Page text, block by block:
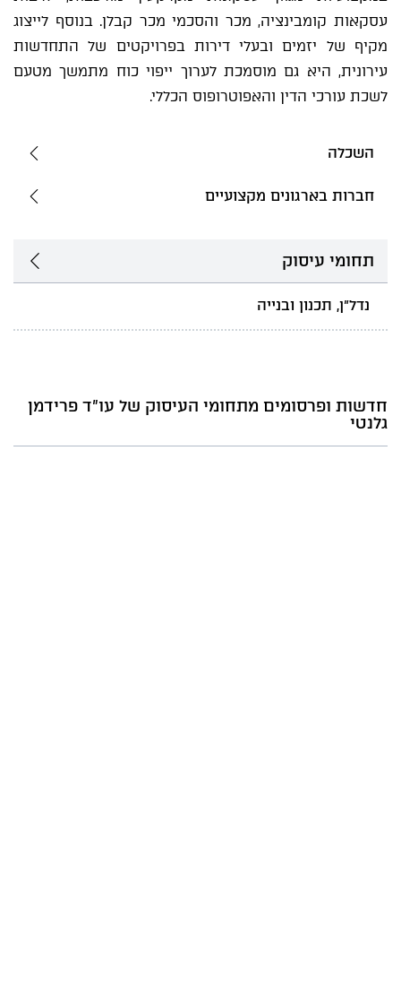
עסקאות קומבינציה, מכר והסכמי מכר קבלן. בנוסף לייצוג
מקיף של יזמים ובעלי דירות בפרויקטים של התחדשות
עירונית, היא גם מוסמכת לערוך ייפוי כוח מתמשך מטעם
לשכת עורכי הדין והאפוטרופוס הכללי.
השכלה
חברות בארגונים מקצועיים
תחומי עיסוק
נדל"ן, תכנון ובנייה
חדשות ופרסומים מתחומי העיסוק של עו"ד פרידמן
גלנטי